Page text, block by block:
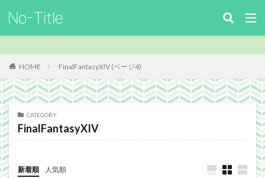
HOME FinalFantasyXIV (ページ4)
CATEGORY
FinalFantasyXIV
新着順 人気順
カテゴリー
ArcheAge Benchmark